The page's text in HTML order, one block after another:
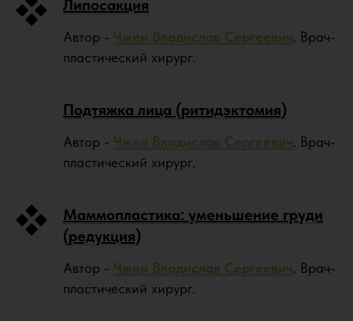
Липосакция
Автор - Чжен Владислав Сергеевич. Врач-
пластический хирург.
Подтяжка лица (ритидэктомия)
Автор - Чжен Владислав Сергеевич. Врач-
пластический хирург.
Маммопластика: уменьшение груди
(редукция)
Автор - Чжен Владислав Сергеевич. Врач-
пластический хирург.